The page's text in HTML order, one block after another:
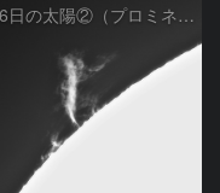
8月6日の太陽②（プロミネン北東縁 ）